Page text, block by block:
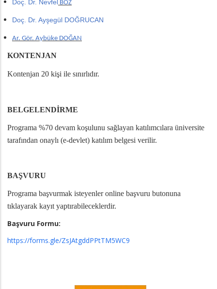
Doç. Dr. Nevfel BOZ
Doç. Dr. Ayşegül DOĞRUCAN
Ar. Gör. Aybüke DOĞAN
KONTENJAN
Kontenjan 20 kişi ile sınırlıdır.
BELGELENDİRME
Programa %70 devam koşulunu sağlayan katılımcılara üniversite
tarafından onaylı (e-devlet) katılım belgesi verilir.
BAŞVURU
Programa başvurmak isteyenler online başvuru butonuna
tıklayarak kayıt yaptırabileceklerdir.
Başvuru Formu:
https://forms.gle/ZsJAtgddPPtTM5WC9